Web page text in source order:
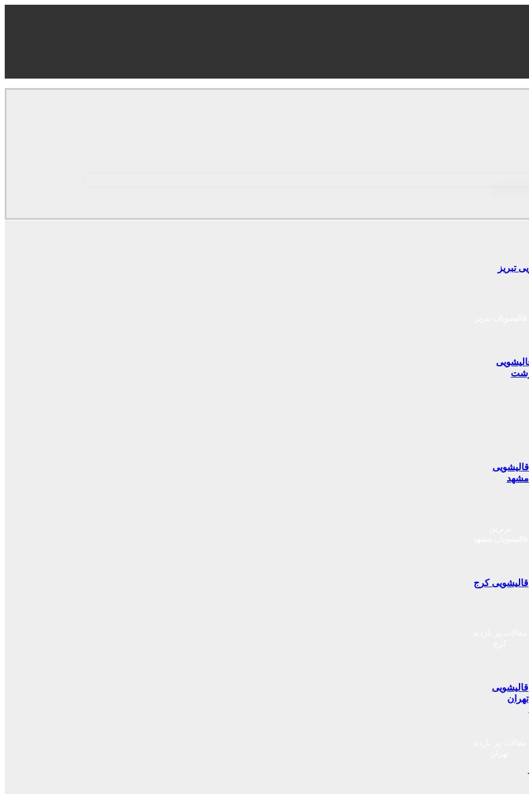
تبریز
قالیشویی
مشهد
قالیشویی کرج
قالیشویی
تهران